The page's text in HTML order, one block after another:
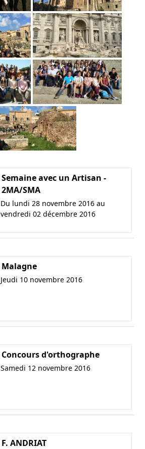
Semaine avec un Artisan -
2MA/SMA
Du lundi 28 novembre 2016 au
vendredi 02 décembre 2016
Malagne
Jeudi 10 novembre 2016
Concours d'orthographe
Samedi 12 novembre 2016
F. ANDRIAT